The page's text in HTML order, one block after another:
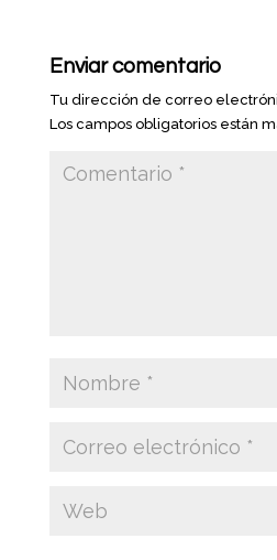
Enviar comentario
Tu dirección de correo
Los campos obligatorios están